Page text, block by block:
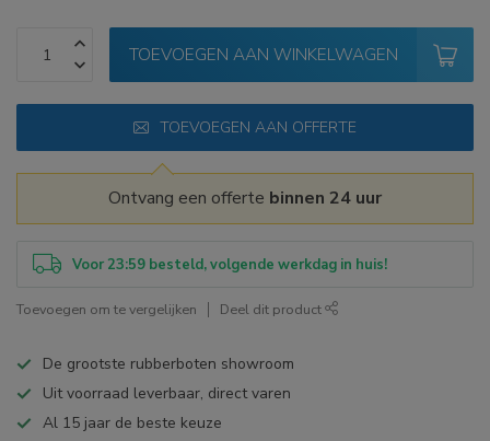
TOEVOEGEN AAN WINKELWAGEN
TOEVOEGEN AAN OFFERTE
Ontvang een offerte binnen 24 uur
Voor 23:59 besteld, volgende werkdag in huis!
Toevoegen om te vergelijken Deel dit product
De grootste rubberboten showroom
Uit voorraad leverbaar, direct varen
Al 15 jaar de beste keuze